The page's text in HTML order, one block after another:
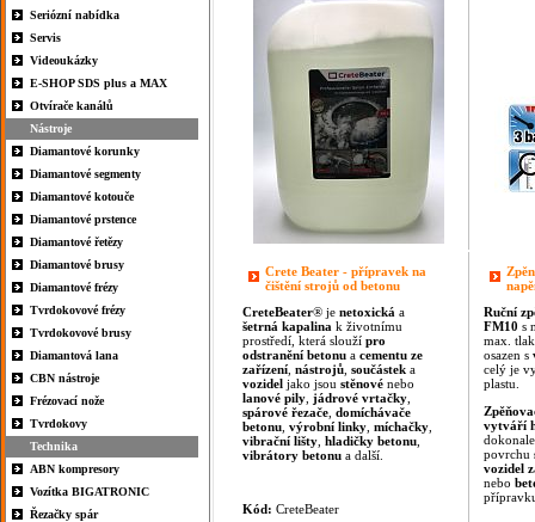
Seriózní nabídka
Servis
Videoukázky
E-SHOP SDS plus a MAX
Otvírače kanálů
Nástroje
Diamantové korunky
Diamantové segmenty
Diamantové kotouče
Diamantové prstence
Diamantové řetězy
Diamantové brusy
Diamantové frézy
Tvrdokovové frézy
Tvrdokovové brusy
Diamantová lana
CBN nástroje
Frézovací nože
Tvrdokovy
Technika
ABN kompresory
Vozítka BIGATRONIC
Řezačky spár
Crete Beater - přípravek na
čištění strojů od betonu
CreteBeater® je netoxická a
šetrná kapalina k životnímu
prostředí, která slouží pro
odstranění betonu a cementu ze
zařízení nástrojů součástek a
vozidel jako jsou stěnové nebo
lanové pily jádrové vrtačky
spárové řezače domíchávače
betonu výrobní linky míchačky
vibrační lišty hladičky betonu
vibrátory betonu a další.
Kód: CreteBeater
Ruční
FM10 s
max.
osazen s
celý je
plastu.
vytváří
povrchu
vozidel
nebo